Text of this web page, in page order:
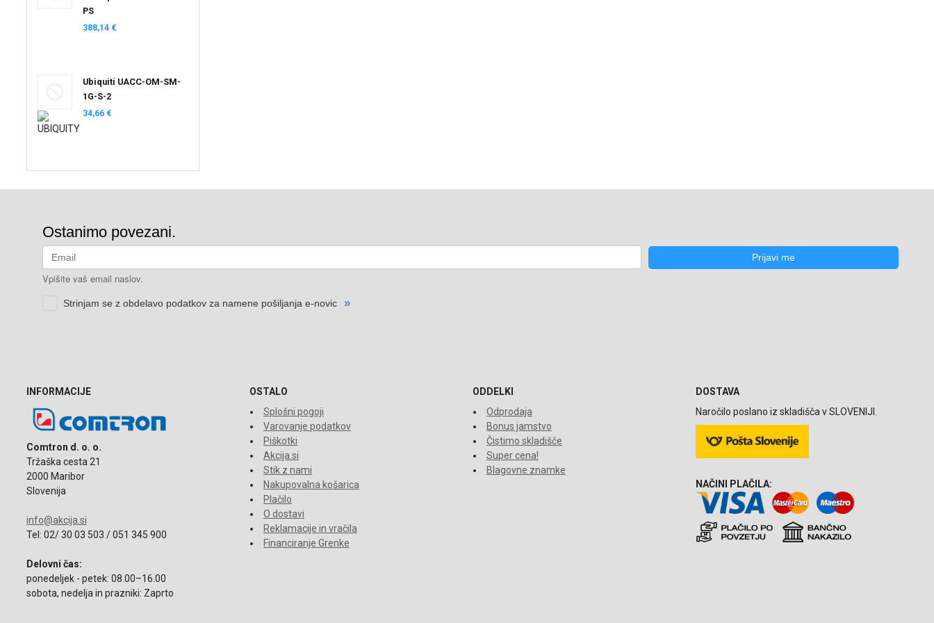
PS
388,14 €
Ubiquiti UACC-OM-SM-
1G-S-2
34,66 €
INFORMACIJE
Comtron d. o. o.
Tržaška cesta 21
2000 Maribor
Slovenija
info@akcija.si
Tel: 02/ 30 03 503 / 051 345 900
Delovni čas:
ponedeljek - petek: 08.00–16.00
sobota, nedelja in prazniki: Zaprto
OSTALO
Splošni pogoji
Varovanje podatkov
Piškotki
Akcija.si
Stik z nami
Nakupovalna košarica
Plačilo
O dostavi
Reklamacije in vračila
Financiranje Grenke
ODDELKI
Odprodaja
Bonus jamstvo
Čistimo skladišče
Super cena!
Blagovne znamke
DOSTAVA
Naročilo poslano iz skladišča v SLOVENIJI.
NAČINI PLAČILA: